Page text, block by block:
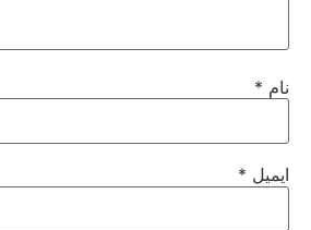
نام *
ایمیل *